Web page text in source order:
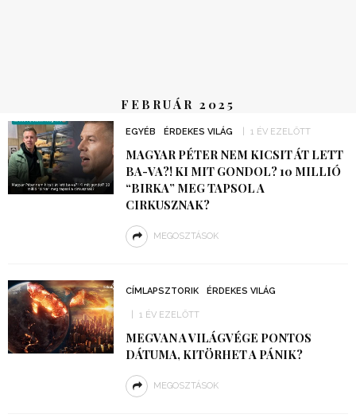
FEBRUÁR 2025
EGYÉB ÉRDEKES VILÁG 1 ÉV EZELŐTT
MAGYAR PÉTER NEM KICSIT ÁT LETT
BA-VA?! KI MIT GONDOL? 10 MILLIÓ
“BIRKA” MEG TAPSOL A
CIRKUSZNAK?
MEGOSZTÁSOK
CÍMLAPSZTORIK ÉRDEKES VILÁG
1 ÉV EZELŐTT
MEGVAN A VILÁGVÉGE PONTOS
DÁTUMA, KITÖRHET A PÁNIK?
MEGOSZTÁSOK